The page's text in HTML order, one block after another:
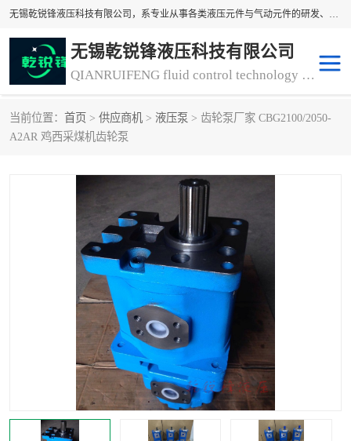
无锡乾锐锋液压科技有限公司，系专业从事各类液压元件与气动元件的研发、生产和销售业务为一体的生产型齿轮泵厂家、液压齿轮泵厂家。主要生产销售风冷式冷却器、液压油风冷却器，冷却器厂家直销、齿轮泵型号、齿轮泵厂家排名详情可来电咨询！
无锡乾锐锋液压科技有限公司
QIANRUIFENG fluid control technology co. LTD
当前位置： 首页 > 供应商机 > 液压泵 > 齿轮泵厂家 CBG2100/2050-
A2AR 鸡西采煤机齿轮泵
液压泵
冷却器厂家直销 过滤器
离合器、制动器 气动元器件
齿轮泵厂家